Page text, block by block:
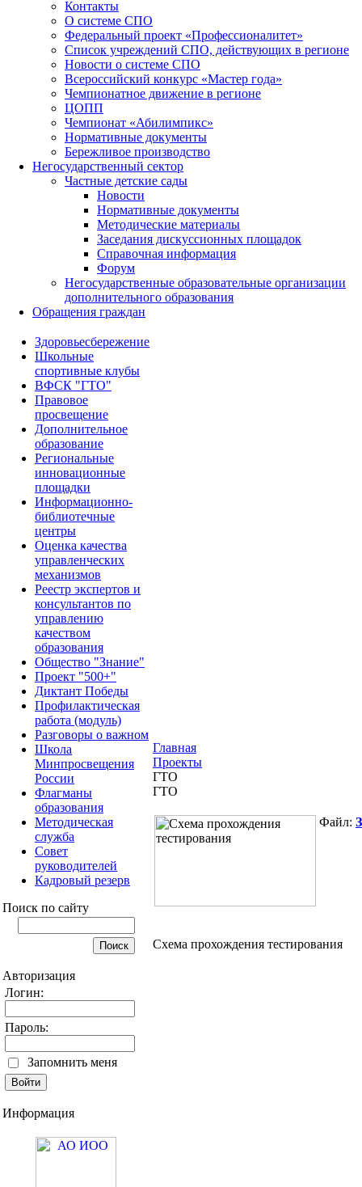
Контакты
О системе СПО
Федеральный проект «Профессионалитет»
Список учреждений СПО, действующих в регионе
Новости о системе СПО
Всероссийский конкурс «Мастер года»
Чемпионатное движение в регионе
ЦОПП
Чемпионат «Абилимпикс»
Нормативные документы
Бережливое производство
Негосударственный сектор
Частные детские сады
Новости
Нормативные документы
Методические материалы
Заседания дискуссионных площадок
Справочная информация
Форум
Негосударственные образовательные организации
дополнительного образования
Обращения граждан
Здоровьесбережение
Школьные
спортивные клубы
ВФСК "ГТО"
Правовое
просвещение
Дополнительное
образование
Региональные
инновационные
площадки
Информационно-
библиотечные
центры
Оценка качества
управленческих
механизмов
Реестр экспертов и
консультантов по
управлению
качеством
образования
Общество "Знание"
Проект "500+"
Диктант Победы
Профилактическая
работа (модуль)
Разговоры о важном
Школа
Минпросвещения
России
Флагманы
образования
Методическая
служба
Совет
руководителей
Кадровый резерв
Поиск по сайту
Авторизация
Логин:
Пароль:
Запомнить меня
Информация
Главная
Проекты
ГТО
ГТО
Файл:
Схема прохождения тестирования